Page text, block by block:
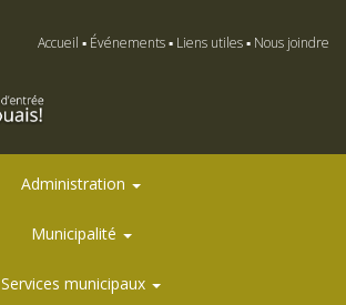
Accueil Événements Liens utiles Nous joindre
Administration
Municipalité
Services municipaux